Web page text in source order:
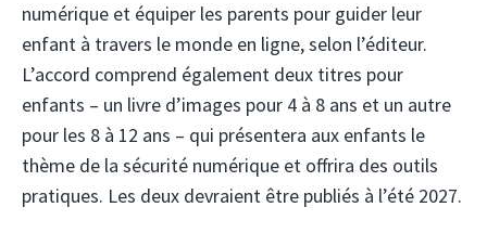
numérique et équiper les parents pour guider leur
enfant à travers le monde en ligne, selon l’éditeur.
L’accord comprend également deux titres pour
enfants – un livre d’images pour 4 à 8 ans et un autre
pour les 8 à 12 ans – qui présentera aux enfants le
thème de la sécurité numérique et offrira des outils
pratiques. Les deux devraient être publiés à l’été 2027.